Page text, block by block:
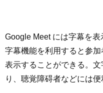
Google Meet には字幕を表
字幕機能を利用すると参
表示することができる。
り、聴覚障碍者などには